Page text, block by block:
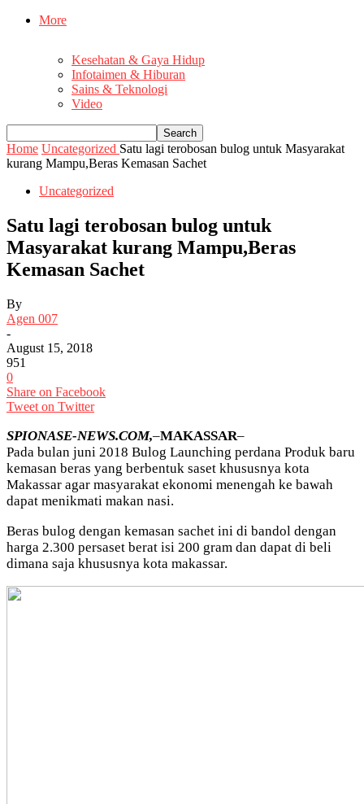
More
Kesehatan & Gaya Hidup
Infotaimen & Hiburan
Sains & Teknologi
Video
Home Uncategorized Satu lagi terobosan bulog untuk Masyarakat
kurang Mampu,Beras Kemasan Sachet
Uncategorized
Satu lagi terobosan bulog untuk
Masyarakat kurang Mampu,Beras
Kemasan Sachet
By
Agen 007
-
August 15, 2018
951
0
Share on Facebook
Tweet on Twitter
SPIONASE-NEWS.COM,–MAKASSAR–
Pada bulan juni 2018 Bulog Launching perdana Produk baru
kemasan beras yang berbentuk saset khususnya kota
Makassar agar masyarakat ekonomi menengah ke bawah
dapat menikmati makan nasi.
Beras bulog dengan kemasan sachet ini di bandol dengan
harga 2.300 persaset berat isi 200 gram dan dapat di beli
dimana saja khususnya kota makassar.